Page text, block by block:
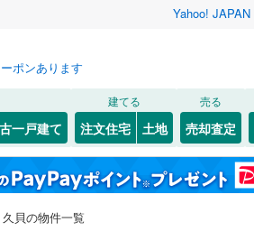
Yahoo! JAPAN
ポンあります
一戸建て
建てる
注文住宅 土地
売る
売却査定
久貝の物件一覧
秋田 山形
千葉
上京区(17)
東山区(5)
右京区
滝ノ町(1)
小浜線(0)
福知山線(0)
奈良線(0)
オール電化（0）
ビルトインガレージ（0）
防犯カメラ
条件を保存しました
件通知は、 マイページから設定できます。
、久貝、価格未定を含む、建築条件付
、間取り未定を含む